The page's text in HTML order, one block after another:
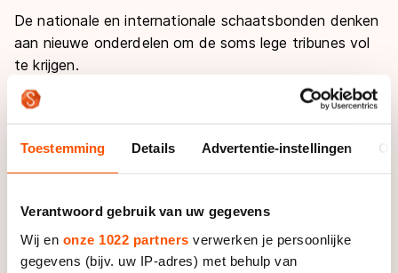
Toestemming Details Advertentie-instellingen
Verantwoord gebruik van uw gegevens
Wij en onze 1022 partners verwerken je persoonlijke
gegevens (bijv. uw IP-adres) met behulp van
De nationale en internationale schaatsbonden denken
aan nieuwe onderdelen om de soms lege tribunes vol
te krijgen.
"Ik vind schaatsen op deze manier juist heel erg mooi.
We moeten niet te veel veranderen. Ik heb weinig
mensen gehoord die de 500 en 1000 meter niet
ontzettend spectaculair hebben gevonden. In het
Zijn broer Michel bevalt het schaatsen in de huidige
vorm ook nog uitstekend, al heeft hij drie jaar na zijn